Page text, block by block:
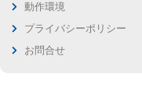
動作環境
プライバシーポリシー
お問合せ